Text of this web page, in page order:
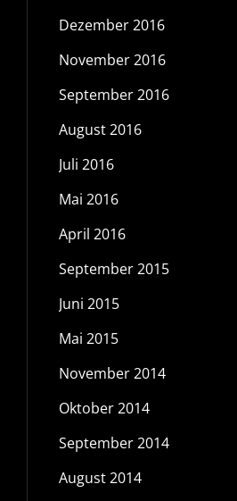
Dezember 2016
November 2016
September 2016
August 2016
Juli 2016
Mai 2016
April 2016
September 2015
Juni 2015
Mai 2015
November 2014
Oktober 2014
September 2014
August 2014